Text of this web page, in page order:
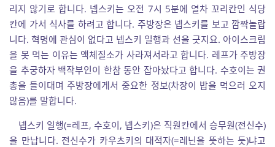
리지 않기로 합니다. 넵스키는 오전 7시 5분에 열차 꼬리칸인 식당
칸에 가서 식사를 하려고 합니다. 주방장은 넵스키를 보고 깜짝놀랍
니다. 혁명에 관심이 없다고 넵스키 일행과 선을 긋지요. 아이스크림
을 못 먹는 이유는 액체질소가 사라져서라고 합니다. 레프가 주방장
을 추궁하자 백작부인이 한참 동안 잡아놨다고 합니다. 수호이는 권
총을 들이대며 주방장에게서 중요한 정보(차장이 밥을 먹으러 오지
않음)를 말합니다.
넵스키 일행(=레프, 수호이, 넵스키)은 직원칸에서 승무원(전신수)
을 만납니다. 전신수가 카우츠키의 대적자(=레닌을 뜻하는 듯)냐고